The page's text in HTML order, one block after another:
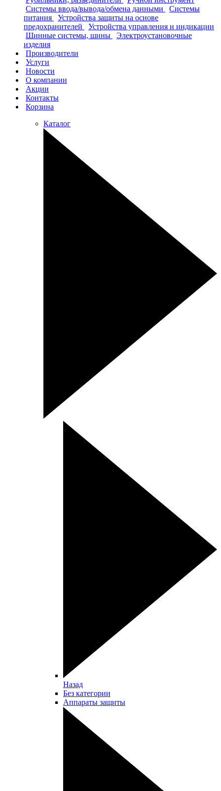
Системы ввода/вывода/обмена данными
Системы
питания
Устройства защиты на основе
предохранителей
Устройства управления и индикации
Шинные системы, шины
Электроустановочные
изделия
Производители
Услуги
Новости
О компании
Акции
Контакты
Корзина
Каталог
Назад
Без категории
Аппараты защиты